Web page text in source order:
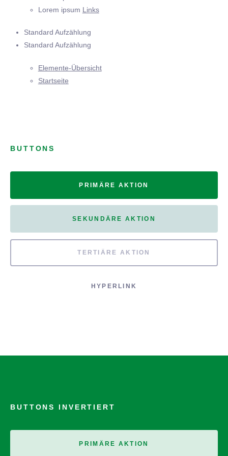
Lorem ipsum Links
Standard Aufzählung
Standard Aufzählung
Elemente-Übersicht
Startseite
BUTTONS
PRIMÄRE AKTION
SEKUNDÄRE AKTION
TERTIÄRE AKTION
HYPERLINK
BUTTONS INVERTIERT
PRIMÄRE AKTION